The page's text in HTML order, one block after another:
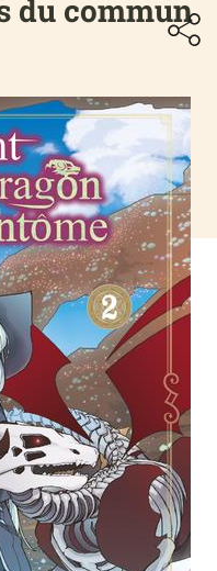
du commun